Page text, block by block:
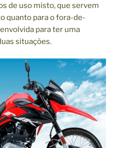
de uso misto, que servem
quanto para o fora-de-
para ter uma
situações.